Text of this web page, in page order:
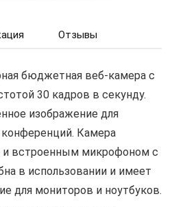
Отзывы
бюджетная веб-камера с
30 кадров в секунду.
изображение для
Камера
встроенным микрофоном с
в использовании и имеет
для мониторов и ноутбуков.